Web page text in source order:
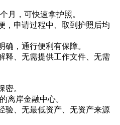
月，可快速拿护照。
，申请过程中、取到护照后均
确，通行便利有保障。
释、无需提供工作文件、无需
密。
离岸金融中心。
验、无最低资产、无资产来源